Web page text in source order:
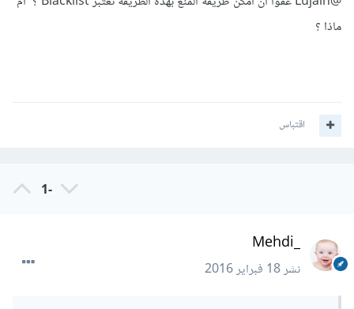
ماذا ؟
اقتباس
-1
_Mehdi
نشر18 فبراير 2016